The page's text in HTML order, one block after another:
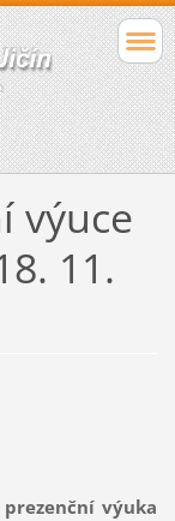
výuce
11.
prezenční výuka